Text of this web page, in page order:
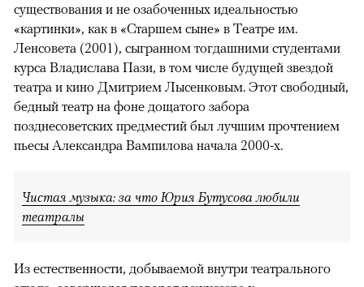
существования и не озабоченных идеальностью
«картинки», как в «Старшем сыне» в Театре им.
Ленсовета (2001), сыгранном тогдашними студентами
курса Владислава Пази, в том числе будущей звездой
театра и кино Дмитрием Лысенковым. Этот свободный,
бедный театр на фоне дощатого забора
позднесоветских предместий был лучшим прочтением
пьесы Александра Вампилова начала 2000-х.
Чистая музыка: за что Юрия Бутусова любили
театралы
Из естественности, добываемой внутри театрального